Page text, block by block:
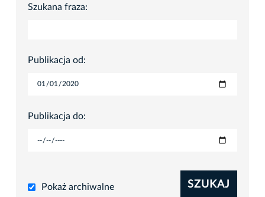
Szukana fraza:
Publikacja od:
Publikacja do:
Pokaż archiwalne SZUKAJ